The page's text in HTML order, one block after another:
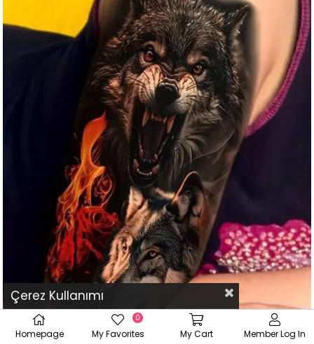
Çerez Kullanımı
Homepage My Favorites
0
My Cart Member Log In